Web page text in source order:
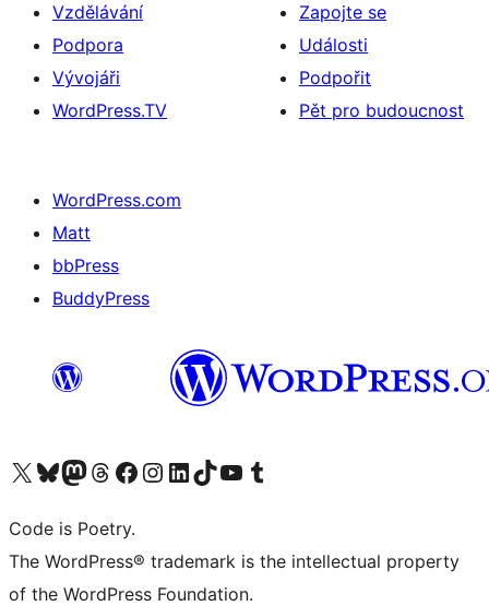
Vzdělávání
Podpora
Vývojáři
WordPress.TV
Zapojte se
Události
Podpořit
Pět pro budoucnost
WordPress.com
Matt
bbPress
BuddyPress
Navštivte náš účet na X (dříve Twitter)
Navštivte náš Bluesky účetNavštivte náš účet Mastodon
Navštivte náš Threads účetNavštivte naši stránku na Facebooku
Navštivte náš Instagram účetNavštivte náš LinkedIn účetNavštivte náš TikTok účetNavštivte náš YouTube kanálNavštivte náš Tumblr účet
Code is Poetry.
The WordPress® trademark is the intellectual property
of the WordPress Foundation.